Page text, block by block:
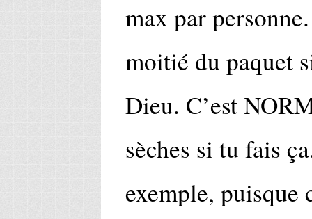
max par
moitié du paquet
Dieu. C’est
sèches si tu fais
exemple, puisque